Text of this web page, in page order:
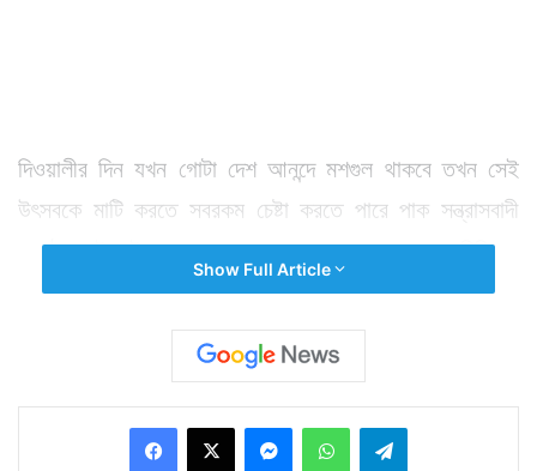
দিওয়ালীর দিন যখন গোটা দেশ আনন্দে মশগুল থাকবে তখন সেই
উৎসবকে মাটি করতে সবরকম চেষ্টা করতে পারে পাক সন্ত্রাসবাদী
সংগঠন জইশ-ই-মহম্মদ। তাদের মূল লক্ষ্য হতে পারে দিল্লি।
দিল্লির যেখানে যেখানে সবচেয়ে বেশি সংখ্যায় মানুষের ভিড় হয়
সেখানে সেখানে নিরাপত্তা সবচেয়ে বেশি জোরদার করা হয়েছে।
ভারত-পাক সীমান্তে ২ জইশ কমান্ডারের মধ্যে টেলিফোনে কথাবার্তা
জানতে পেরে এমনই তথ্য হাতে এসেছে ভারতীয় গোয়েন্দাদের।
তারপরই দিওয়ালীর দিনকে সামনে রেখে আগে থেকেই দিল্লির
Show Full Article